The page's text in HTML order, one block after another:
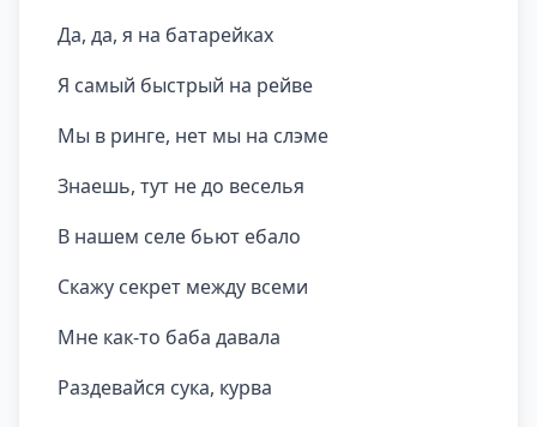
Да, да, я на батарейках
Я самый быстрый на рейве
Мы в ринге, нет мы на слэме
Знаешь, тут не до веселья
В нашем селе бьют ебало
Скажу секрет между всеми
Мне как-то баба давала
Раздевайся сука, курва